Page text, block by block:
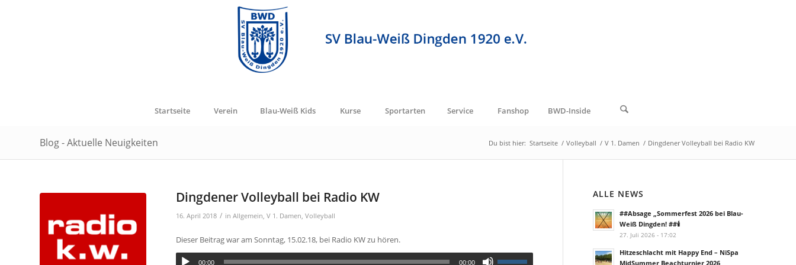
Startseite Verein Blau-Weiß Kids Kurse Sportarten Service Fanshop BWD-Inside
Blog - Aktuelle Neuigkeiten Du bist hier: Startseite / Volleyball / V 1. Damen / Dingdener Volleyball bei Radio KW
Dingdener Volleyball bei Radio KW
16. April 2018 / in Allgemein, V 1. Damen, Volleyball
Dieser Beitrag war am Sonntag, 15.02.18, bei Radio KW zu hören.
00:00 00:00
ALLE NEWS
##Absage „Sommerfest 2026 bei Blau-
Weiß Dingden! ##🕯️
27. Juli 2026 - 17:02
Hitzeschlacht mit Happy End – NiSpa
MidSummer Beachturnier 2026